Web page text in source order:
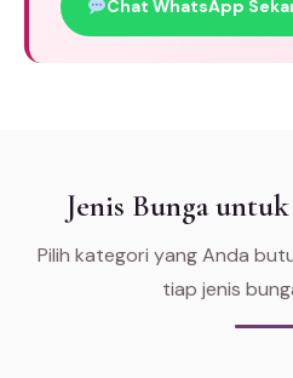
Chat WhatsApp
Jenis Bunga
Pilih kategori yang Anda
tiap jenis